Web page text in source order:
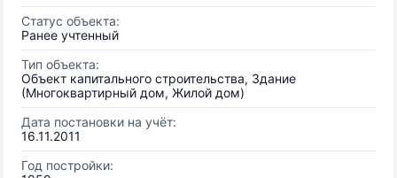
Статус объекта:
Ранее учтенный
Тип объекта:
Объект капитального строительства, Здание
(Многоквартирный дом, Жилой дом)
Дата постановки на учёт:
16.11.2011
Год постройки: